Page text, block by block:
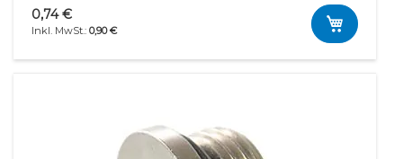
0,90 €
0,74 €